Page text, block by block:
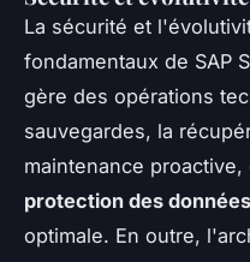
La sécurité et
fondamentaux de SAP
gère des opérations
sauvegardes, la
maintenance
protection des données
optimale. En outre,